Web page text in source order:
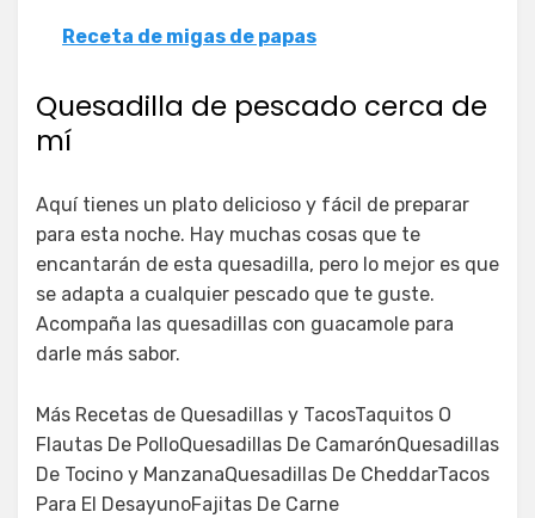
Receta de migas de papas
Quesadilla de pescado cerca de
mí
Aquí tienes un plato delicioso y fácil de preparar
para esta noche. Hay muchas cosas que te
encantarán de esta quesadilla, pero lo mejor es que
se adapta a cualquier pescado que te guste.
Acompaña las quesadillas con guacamole para
darle más sabor.
Más Recetas de Quesadillas y TacosTaquitos O
Flautas De PolloQuesadillas De CamarónQuesadillas
De Tocino y ManzanaQuesadillas De CheddarTacos
Para El DesayunoFajitas De Carne